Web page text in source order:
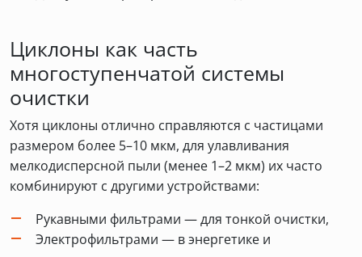
Циклоны как часть
многоступенчатой системы
очистки
Хотя циклоны отлично справляются с частицами
размером более 5–10 мкм, для улавливания
мелкодисперсной пыли (менее 1–2 мкм) их часто
комбинируют с другими устройствами:
Рукавными фильтрами — для тонкой очистки,
Электрофильтрами — в энергетике и